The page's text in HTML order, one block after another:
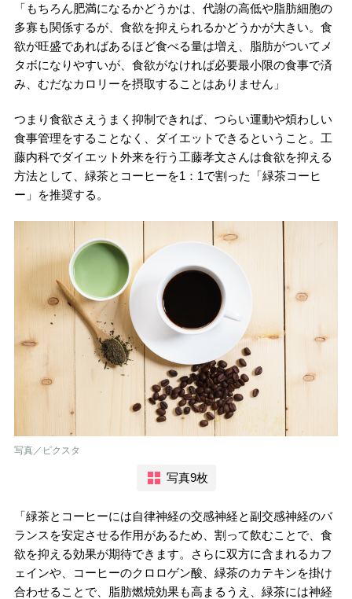
「もちろん肥満になるかどうかは、代謝の高低や脂肪細胞の
多寡も関係するが、食欲を抑えられるかどうかが大きい。食
欲が旺盛であればあるほど食べる量は増え、脂肪がついてメ
タボになりやすいが、食欲がなければ必要最小限の食事で済
み、むだなカロリーを摂取することはありません」
つまり食欲さえうまく抑制できれば、つらい運動や煩わしい
食事管理をすることなく、ダイエットできるということ。工
藤内科でダイエット外来を行う工藤孝文さんは食欲を抑える
方法として、緑茶とコーヒーを1：1で割った「緑茶コーヒ
ー」を推奨する。
写真／ピクスタ
写真9枚
「緑茶とコーヒーには自律神経の交感神経と副交感神経のバ
ランスを安定させる作用があるため、割って飲むことで、食
欲を抑える効果が期待できます。さらに双方に含まれるカフ
ェインや、コーヒーのクロロゲン酸、緑茶のカテキンを掛け
合わせることで、脂肪燃焼効果も高まるうえ、緑茶には神経